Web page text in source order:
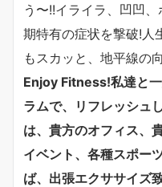
う〜!!イライラ、凹凹
期特有の症状を撃破!人
もスカッと、地平線の
Enjoy Fitness!私達と
ラムで、リフレッシュ
は、貴方のオフィス、
イベント、各種スポー
ば、出張エクササイズ